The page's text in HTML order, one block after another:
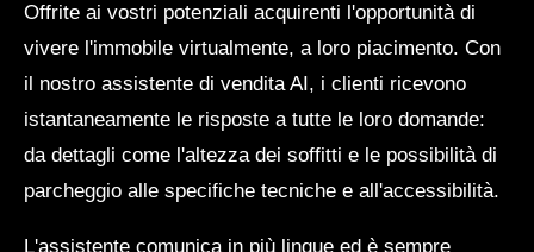
Offrite ai vostri potenziali acquirenti l'opportunità di
vivere l'immobile virtualmente, a loro piacimento. Con
il nostro assistente di vendita AI, i clienti ricevono
istantaneamente le risposte a tutte le loro domande:
da dettagli come l'altezza dei soffitti e le possibilità di
parcheggio alle specifiche tecniche e all'accessibilità.
L'assistente comunica in più lingue ed è sempre